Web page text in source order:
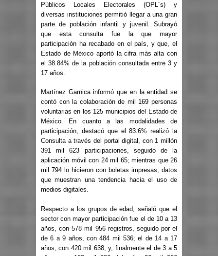
Públicos Locales Electorales (OPL´s) y
diversas instituciones permitió llegar a una gran
parte de población infantil y juvenil. Subrayó
que esta consulta fue la que mayor
participación ha recabado en el país, y que, el
Estado de México aportó la cifra más alta con
el38.84% de la población consultada entre 3 y
17 años.
Martínez Garnica informó que en la entidad se
contó con la colaboración de mil 169 personas
voluntariasen los 125 municipios del Estado de
México. En cuanto a las modalidades de
participación, destacó que el83.6% realizó la
Consulta a través del portal digital, con 1 millón
391 mil 623 participaciones, seguido de la
aplicación móvil con 24 mil 65; mientras que 26
mil 794 lo hicieron con boletas impresas, datos
que muestran una tendencia hacia el uso de
medios digitales.
Respecto a los grupos de edad, señaló que el
sector con mayor participación fue el de 10 a 13
años , con578 mil 956 registros, seguido por el
de6 a 9 años , con484 mil 536;el de 14 a 17
años , con 420 mil 638;y, finalmente el de3 a 5